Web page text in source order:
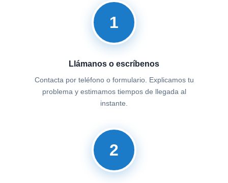
1
Llámanos o escríbenos
Contacta por teléfono o formulario. Explicamos tu
problema y estimamos tiempos de llegada al
instante.
2